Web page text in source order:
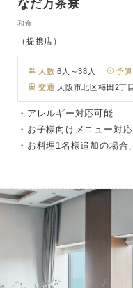
なだ万茶寮
和食
（提携店）
人数 6人～38人 予算
交通 大阪市北区梅田2丁
・アレルギー対応可能
・お子様向けメニュー対
・お料理1名様追加の場合